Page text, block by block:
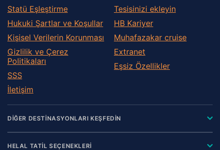
Statü Eşleştirme
Hukuki Şartlar ve Koşullar
Kişisel Verilerin Korunması
Gizlilik ve Çerez
Politikaları
SSS
İletişim
Tesisinizi ekleyin
HB Kariyer
Muhafazakar сruise
Extranet
Eşsiz Özellikler
DİĞER DESTİNASYONLARI KEŞFEDİN
HELAL TATİL SEÇENEKLERİ